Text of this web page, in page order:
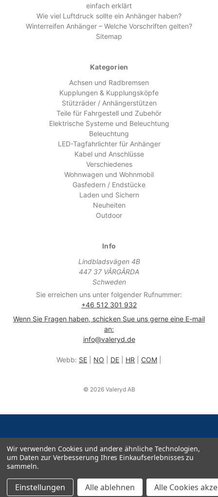
einfach erklärt
Wie viel Luftdruck sollte ein Anhänger haben?
Winterreifen Anhänger – Welche Vorschriften gelten?
Sitemap
Kategorien
Achsen und Radbremsen
Kupplungen & Kupplungsköpfe
Stützräder / Anhängerstützen
Teile für Fahrgestell und Zubehör
Elektrische Systeme und Beleuchtung
Beleuchtung
LED-Tagfahrlichter für Anhänger
Kabel und Anschlüsse
Verschiedenes
Wohnwagen und Wohnmobil
Gasfedern / Endstücke
Laden und Sichern
Neuheiten
Outdoor
Info
Lindbladsvägen 4B
447 37 VÅRGÅRDA
Schweden
Sie erreichen uns unter folgender Rufnummer:
+46 512 301 932
Wenn Sie Fragen haben, schicken Sue uns gerne eine E-mail
an:
info@valeryd.de
Webb: SE NO DE HR COM
© 2026 Valeryd AB
Wir verwenden Cookies und andere ähnliche Technologien,
um Daten zur Verbesserung Ihres Einkaufserlebnisses zu
sammeln.
Einstellungen Alle ablehnen Alle Cookies